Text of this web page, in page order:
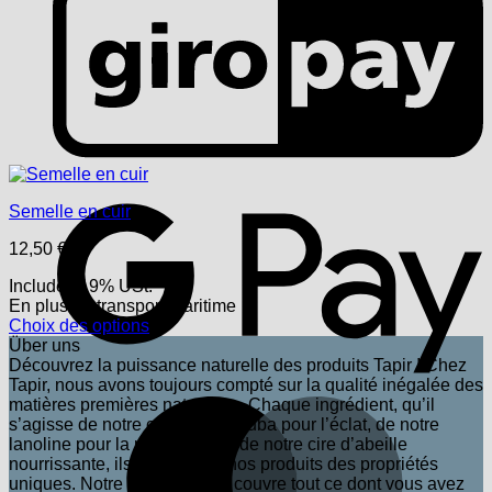
Semelle en cuir
12,50 €
Includes 19% USt.
En plus
du transport
maritime
Choix des options
Ce
produit
a
plusieurs
variations.
Les
options
peuvent
Über uns
Découvrez la puissance naturelle des produits Tapir ! Chez
Tapir, nous avons toujours compté sur la qualité inégalée des
matières premières naturelles. Chaque ingrédient, qu’il
s’agisse de notre cire de carnauba pour l’éclat, de notre
lanoline pour la protection ou de notre cire d’abeille
nourrissante, ils confèrent à nos produits des propriétés
uniques. Notre large gamme couvre tout ce dont vous avez